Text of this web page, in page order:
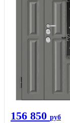
156 850 руб